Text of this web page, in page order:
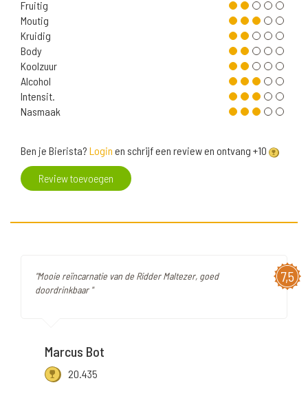
Fruitig
Moutig
Kruidig
Body
Koolzuur
Alcohol
Intensit.
Nasmaak
Ben je Bierista? Login en schrijf een review en ontvang +10
Review toevoegen
7,5
"Mooie reïncarnatie van de Ridder Maltezer, goed
doordrinkbaar "
Marcus Bot
20.435